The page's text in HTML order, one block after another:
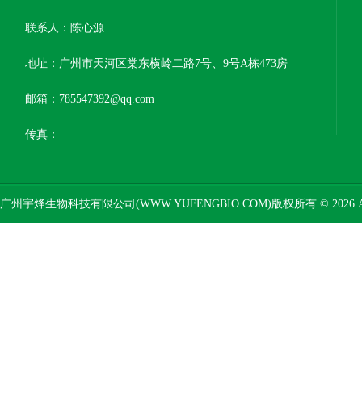
联系人：陈心源
地址：广州市天河区棠东横岭二路7号、9号A栋473房
邮箱：785547392@qq.com
传真：
广州宇烽生物科技有限公司(WWW.YUFENGBIO.COM)版权所有 © 2026